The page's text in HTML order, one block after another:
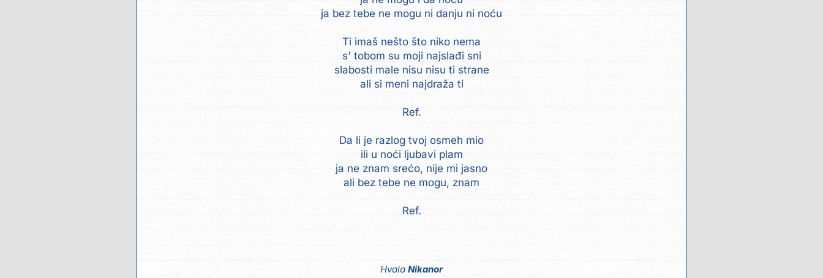
ja bez tebe ne mogu ni danju ni noću
Ti imaš nešto što niko nema
s' tobom su moji najslađi sni
slabosti male nisu nisu ti strane
ali si meni najdraža ti
Ref.
Da li je razlog tvoj osmeh mio
ili u noći ljubavi plam
ja ne znam srećo, nije mi jasno
ali bez tebe ne mogu, znam
Ref.
Hvala Nikanor